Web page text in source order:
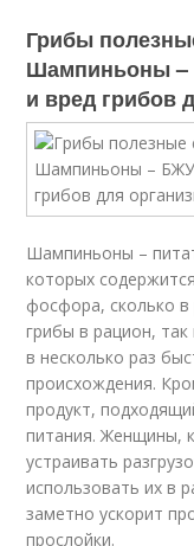
Грибы
Шампиньоны –
и вред грибов
Шампиньоны –
которых
фосфора, сколько
грибы в рацион, так
в несколько раз
происхождения.
продукт,
питания. Женщины,
устраивать
использовать их в
заметно ускорит
прослойки.